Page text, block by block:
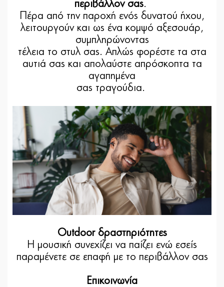
περιβάλλον σας.
Πέρα από την παροχή ενός δυνατού ήχου,
λειτουργούν και ως ένα κομψό αξεσουάρ,
συμπληρώνοντας
τέλεια το στυλ σας. Απλώς φορέστε τα στα
αυτιά σας και απολαύστε απρόσκοπτα τα
αγαπημένα
σας τραγούδια.
Outdoor δραστηριότητες
Η μουσική συνεχίζει να παίζει ενώ εσείς
παραμένετε σε επαφή με το περιβάλλον σας
Επικοινωνία